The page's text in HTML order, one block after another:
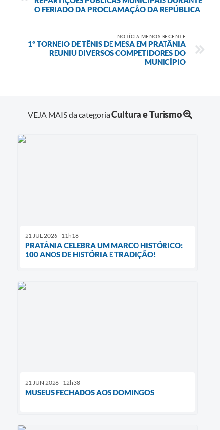
O FERIADO DA PROCLAMAÇÃO DA REPÚBLICA
NOTÍCIA MENOS RECENTE
1º TORNEIO DE TÊNIS DE MESA EM PRATÂNIA
REUNIU DIVERSOS COMPETIDORES DO
MUNICÍPIO
VEJA MAIS da categoriaCultura e Turismo
21 JUL 2026 - 11h18
PRATÂNIA CELEBRA UM MARCO HISTÓRICO:
100 ANOS DE HISTÓRIA E TRADIÇÃO!
21 JUN 2026 - 12h38
MUSEUS FECHADOS AOS DOMINGOS